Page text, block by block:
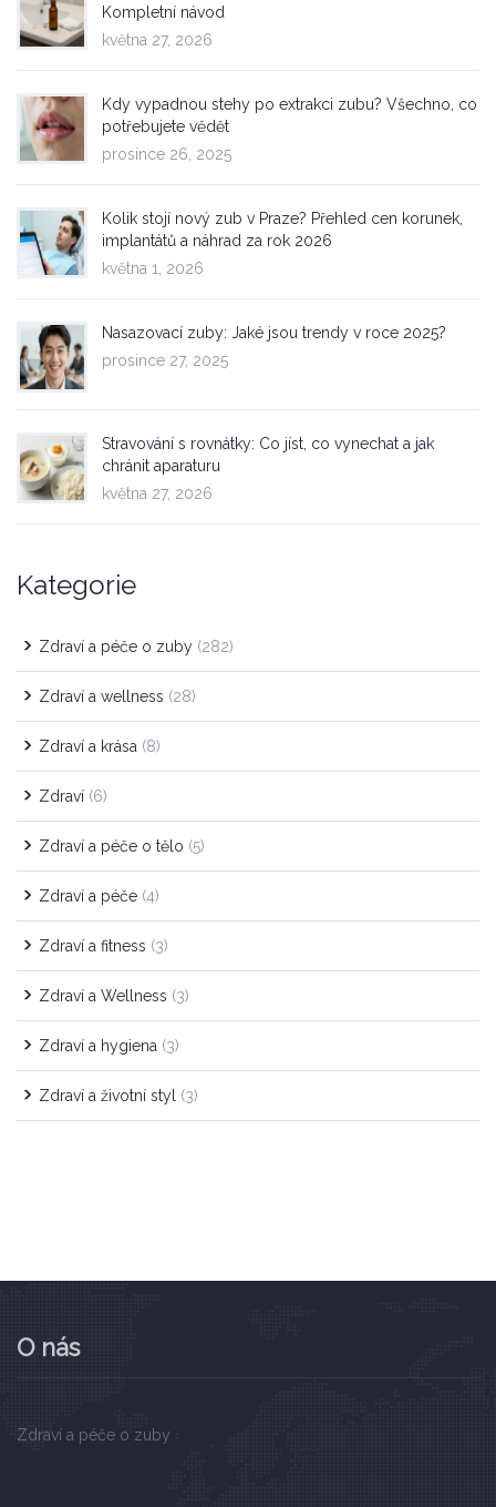
Kompletní návod
května 27, 2026
Kdy vypadnou stehy po extrakci zubu? Všechno, co
potřebujete vědět
prosince 26, 2025
Kolik stojí nový zub v Praze? Přehled cen korunek,
implantátů a náhrad za rok 2026
května 1, 2026
Nasazovací zuby: Jaké jsou trendy v roce 2025?
prosince 27, 2025
Stravování s rovnátky: Co jíst, co vynechat a jak
chránit aparaturu
května 27, 2026
Kategorie
Zdraví a péče o zuby (282)
Zdraví a wellness (28)
Zdraví a krása (8)
Zdraví (6)
Zdraví a péče o tělo (5)
Zdraví a péče (4)
Zdraví a fitness (3)
Zdraví a Wellness (3)
Zdraví a hygiena (3)
Zdraví a životní styl (3)
O nás
Zdraví a péče o zuby